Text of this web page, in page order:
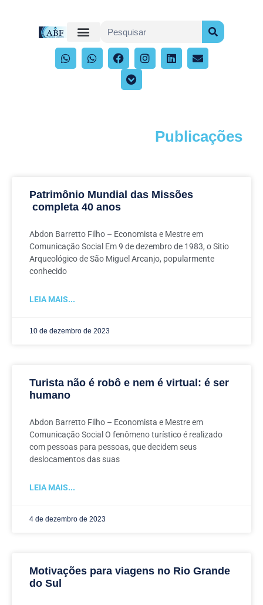
Publicações
Patrimônio Mundial das Missões
completa 40 anos
Abdon Barretto Filho – Economista e Mestre em
Comunicação Social Em 9 de dezembro de 1983, o Sitio
Arqueológico de São Miguel Arcanjo, popularmente
conhecido
LEIA MAIS...
10 de dezembro de 2023
Turista não é robô e nem é virtual: é ser
humano
Abdon Barretto Filho – Economista e Mestre em
Comunicação Social O fenômeno turístico é realizado
com pessoas para pessoas, que decidem seus
deslocamentos das suas
LEIA MAIS...
4 de dezembro de 2023
Motivações para viagens no Rio Grande
do Sul